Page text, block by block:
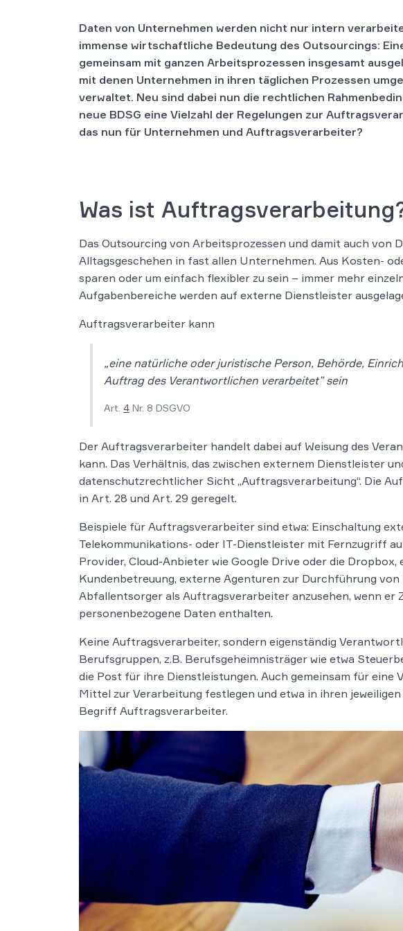
Daten von Unternehmen werden nicht nur intern
immense wirtschaftliche Bedeutung des Outsourcings:
gemeinsam mit ganzen Arbeitsprozessen insgesamt
mit denen Unternehmen in ihren täglichen Prozessen
verwaltet. Neu sind dabei nun die rechtlichen
neue BDSG eine Vielzahl der Regelungen zur
das nun für Unternehmen und Auftragsverarbeiter?
Was ist
Das Outsourcing von Arbeitsprozessen und damit auch von
Alltagsgeschehen in fast allen Unternehmen. Aus Kosten-
sparen oder um einfach flexibler zu sein – immer mehr
Aufgabenbereiche werden auf externe Dienstleister
Auftragsverarbeiter kann
„eine natürliche oder juristische Person, Behörde,
Auftrag des Verantwortlichen verarbeitet” sein
Art. 4 Nr. 8 DSGVO
Der Auftragsverarbeiter handelt dabei auf Weisung des
kann. Das Verhältnis, das zwischen externem Dienstleister
datenschutzrechtlicher Sicht „Auftragsverarbeitung“. Die
in Art. 28 und Art. 29 geregelt.
Beispiele für Auftragsverarbeiter sind etwa: Einschaltung
Telekommunikations- oder IT-Dienstleister mit Fernzugriff
Provider, Cloud-Anbieter wie Google Drive oder die
Kundenbetreuung, externe Agenturen zur Durchführung
Abfallentsorger als Auftragsverarbeiter anzusehen, wenn
personenbezogene Daten enthalten.
Keine Auftragsverarbeiter, sondern eigenständig
Berufsgruppen, z.B. Berufsgeheimnisträger wie etwa
die Post für ihre Dienstleistungen. Auch gemeinsam für
Mittel zur Verarbeitung festlegen und etwa in ihren
Begriff Auftragsverarbeiter.